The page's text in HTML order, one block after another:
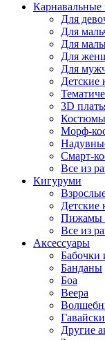
Для
Для
Для
Для
Для
Детские
3D
Морф-
Смарт-
Все из
Кигуруми
Детские
Пижамы
Все из
Аксессуары
Бабочки
Банданы
Боа
Веера
Другие